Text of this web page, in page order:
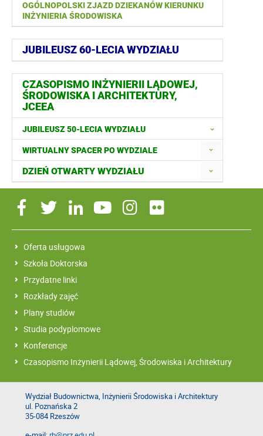
OGÓLNOPOLSKI ZJAZD DZIEKANÓW KIERUNKU
INŻYNIERIA ŚRODOWISKA
JUBILEUSZ 60-LECIA WYDZIAŁU
CZASOPISMO INŻYNIERII LĄDOWEJ,
ŚRODOWISKA I ARCHITEKTURY,
JCEEA
JUBILEUSZ 50-LECIA WYDZIAŁU
WIRTUALNY SPACER PO WYDZIALE
DZIEŃ OTWARTY WYDZIAŁU
Oferta usługowa
Szkoła Doktorska
Przydatne linki
Rozkłady zajęć
Plany studiów
Studia podyplomowe
Konferencje
Czasopismo Inżynierii Lądowej, Środowiska i Architektury
Wydział Budownictwa, Inżynierii Środowiska i Architektury
ul. Poznańska 2
35-084 Rzeszów